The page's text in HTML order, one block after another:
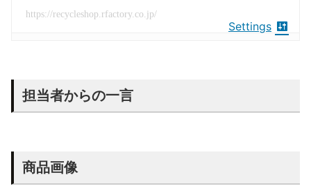
https://recycleshop.rfactory.co.jp/
Settings
担当者からの一言
商品画像